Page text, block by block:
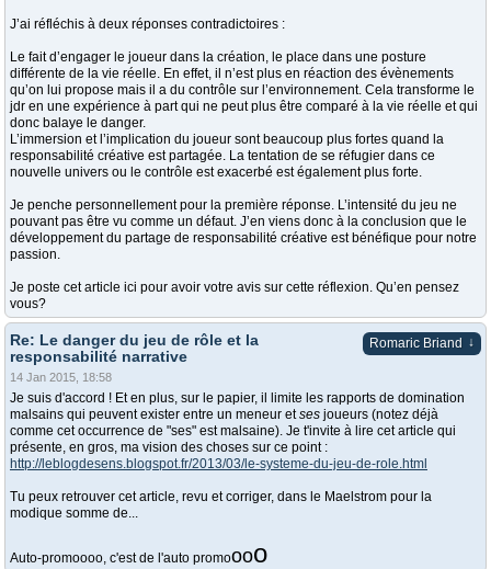
J’ai réfléchis à deux réponses contradictoires :
Le fait d’engager le joueur dans la création, le place dans une posture
différente de la vie réelle. En effet, il n’est plus en réaction des évènements
qu’on lui propose mais il a du contrôle sur l’environnement. Cela transforme le
jdr en une expérience à part qui ne peut plus être comparé à la vie réelle et qui
donc balaye le danger.
L’immersion et l’implication du joueur sont beaucoup plus fortes quand la
responsabilité créative est partagée. La tentation de se réfugier dans ce
nouvelle univers ou le contrôle est exacerbé est également plus forte.
Je penche personnellement pour la première réponse. L’intensité du jeu ne
pouvant pas être vu comme un défaut. J’en viens donc à la conclusion que le
développement du partage de responsabilité créative est bénéfique pour notre
passion.
Je poste cet article ici pour avoir votre avis sur cette réflexion. Qu’en pensez
vous?
Romaric Briand ↓
Re: Le danger du jeu de rôle et la
responsabilité narrative
14 Jan 2015, 18:58
Je suis d'accord ! Et en plus, sur le papier, il limite les rapports de domination
malsains qui peuvent exister entre un meneur etses joueurs (notez déjà
comme cet occurrence de "ses" est malsaine). Je t'invite à lire cet article qui
présente, en gros, ma vision des choses sur ce point :
http://leblogdesens.blogspot.fr/2013/03/le-systeme-du-jeu-de-role.html
Tu peux retrouver cet article, revu et corriger, dans le Maelstrom pour la
modique somme de...
Auto-promoooo, c'est de l'auto promoooo